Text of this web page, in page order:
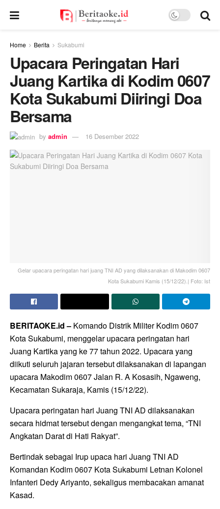
Home Berita Sukabumi
Upacara Peringatan Hari
Juang Kartika di Kodim 0607
Kota Sukabumi Diiringi Doa
Bersama
by admin 16 Desember 2022
Gelar upacara peringatan hari juang TNI AD yang dilaksanakan di Makodim 0607
Kota Sukabumi Kamis (15/12/22).| Foto: Ist
BERITAOKE.id – Komando Distrik Militer Kodim 0607
Kota Sukabumi, menggelar upacara peringatan hari
Juang Kartika yang ke 77 tahun 2022. Upacara yang
diikuti seluruh jajaran tersebut dilaksanakan di lapangan
upacara Makodim 0607 Jalan R. A Kosasih, Ngaweng,
Kecamatan Sukaraja, Kamis (15/12/22).
Upacara peringatan hari Juang TNI AD dilaksanakan
secara hidmat tersebut dengan mengangkat tema, “TNI
Angkatan Darat di Hati Rakyat”.
Bertindak sebagai Irup upaca hari Juang TNI AD
Komandan Kodim 0607 Kota Sukabumi Letnan Kolonel
Infanteri Dedy Ariyanto, sekaligus membacakan amanat
Kasad.